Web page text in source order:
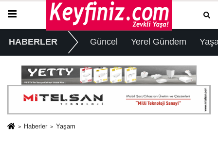
HABERLER Güncel Yerel Gündem
Haberler Yaşam